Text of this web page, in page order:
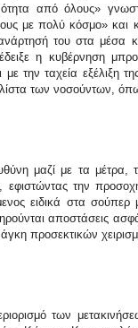
από όλους»
με πολύ κόσμο» και
του στα μέσα
η κυβέρνηση
με την ταχεία
των νοσούντων,
μαζί με τα
εφιστώντας την
ειδικά στα
αποστάσεις
προσεκτικών
των